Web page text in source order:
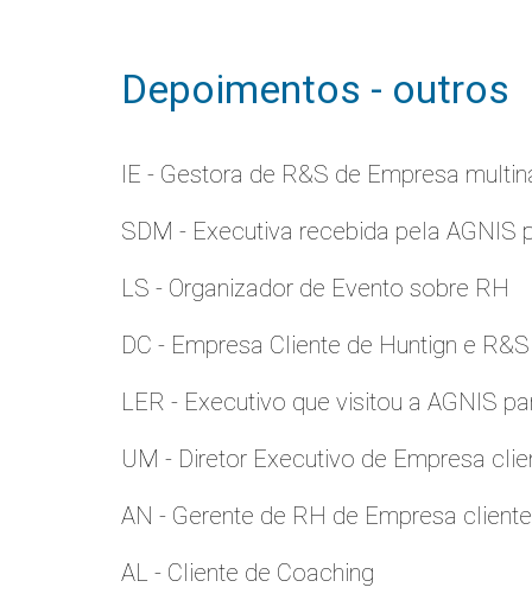
Depoimentos - outros
IE - Gestora de R&S de Empresa
SDM - Executiva recebida pela AGNIS
LS - Organizador de Evento sobre RH
DC - Empresa Cliente de Huntign e R&S
LER - Executivo que visitou a AGNIS
UM - Diretor Executivo de Empresa
AN - Gerente de RH de Empresa
AL - Cliente de Coaching